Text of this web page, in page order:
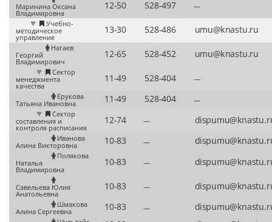
Маринина Оксана
Владимировна
—
Учебно-
методическое
управление
Нагаев
Георгий
Владимирович
Сектор
менеджмента
качества
—
Ерукова
Татьяна Ивановна
—
Сектор
составления и
контроля расписания
—
Иванова
Алина Викторовна
—
Полякова
Наталья
Владимировна
—
Савельева Юлия
Анатольевна
—
Шмакова
Алина Сергеевна
—